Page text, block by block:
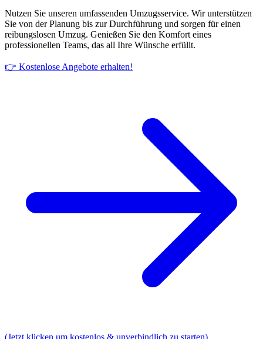
Nutzen Sie unseren umfassenden Umzugsservice. Wir unterstützen
Sie von der Planung bis zur Durchführung und sorgen für einen
reibungslosen Umzug. Genießen Sie den Komfort eines
professionellen Teams, das all Ihre Wünsche erfüllt.
👉 Kostenlose Angebote erhalten!